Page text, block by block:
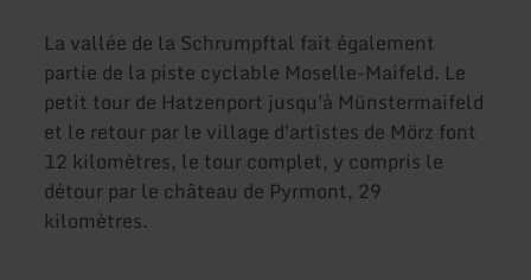
La vallée de la Schrumpftal fait également
partie de la piste cyclable Moselle-Maifeld. Le
petit tour de Hatzenport jusqu'à Münstermaifeld
et le retour par le village d'artistes de Mörz font
12 kilomètres, le tour complet, y compris le
détour par le château de Pyrmont, 29
kilomètres.